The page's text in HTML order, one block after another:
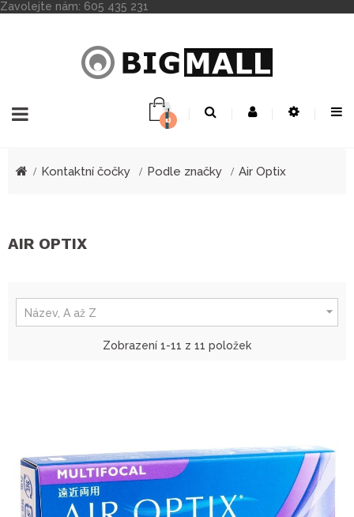
Zavolejte nám: 605 435 231
0
Kontaktní čočky Podle značky Air Optix
AIR OPTIX
Název, A až Z 
Zobrazení 1-11 z 11 položek